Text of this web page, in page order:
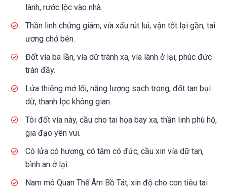
lành, rước lộc vào nhà.
Thần linh chứng giám, vía xấu rút lui, vận tốt lại gần, tai
ương chớ bén.
Đốt vía ba lần, vía dữ tránh xa, vía lành ở lại, phúc đức
tràn đầy.
Lửa thiêng mở lối, năng lượng sạch trong, đốt tan bụi
dữ, thanh lọc không gian.
Tôi đốt vía này, cầu cho tai họa bay xa, thần linh phù hộ,
gia đạo yên vui.
Có lửa có hương, có tâm có đức, cầu xin vía dữ tan,
bình an ở lại.
Nam mô Quan Thế Âm Bồ Tát, xin độ cho con tiêu tai